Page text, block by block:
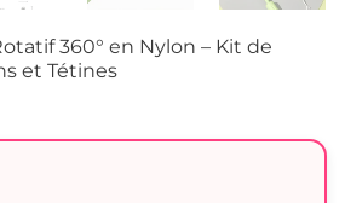
360° en Nylon – Kit de
et Tétines